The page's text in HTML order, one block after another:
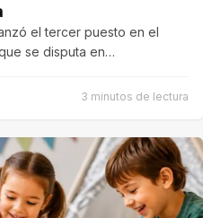
el tercer puesto en el
se disputa en…
3 minutos de lectura